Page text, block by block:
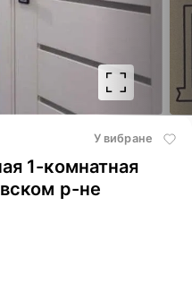
У вибране
1-комнатная
р-не